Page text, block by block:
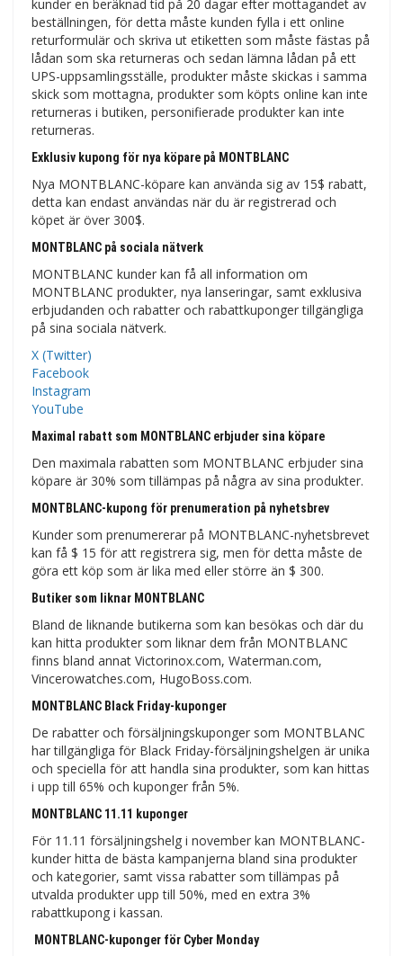
kunder en beräknad tid på 20 dagar efter mottagandet av
beställningen, för detta måste kunden fylla i ett online
returformulär och skriva ut etiketten som måste fästas på
lådan som ska returneras och sedan lämna lådan på ett
UPS-uppsamlingsställe, produkter måste skickas i samma
skick som mottagna, produkter som köpts online kan inte
returneras i butiken, personifierade produkter kan inte
returneras.
Exklusiv kupong för nya köpare på MONTBLANC
Nya MONTBLANC-köpare kan använda sig av 15$ rabatt,
detta kan endast användas när du är registrerad och
köpet är över 300$.
MONTBLANC på sociala nätverk
MONTBLANC kunder kan få all information om
MONTBLANC produkter, nya lanseringar, samt exklusiva
erbjudanden och rabatter och rabattkuponger tillgängliga
på sina sociala nätverk.
X (Twitter)
Facebook
Instagram
YouTube
Maximal rabatt som MONTBLANC erbjuder sina köpare
Den maximala rabatten som MONTBLANC erbjuder sina
köpare är 30% som tillämpas på några av sina produkter.
MONTBLANC-kupong för prenumeration på nyhetsbrev
Kunder som prenumererar på MONTBLANC-nyhetsbrevet
kan få $ 15 för att registrera sig, men för detta måste de
göra ett köp som är lika med eller större än $ 300.
Butiker som liknar MONTBLANC
Bland de liknande butikerna som kan besökas och där du
kan hitta produkter som liknar dem från MONTBLANC
finns bland annat Victorinox.com, Waterman.com,
Vincerowatches.com, HugoBoss.com.
MONTBLANC Black Friday-kuponger
De rabatter och försäljningskuponger som MONTBLANC
har tillgängliga för Black Friday-försäljningshelgen är unika
och speciella för att handla sina produkter, som kan hittas
i upp till 65% och kuponger från 5%.
MONTBLANC 11.11 kuponger
För 11.11 försäljningshelg i november kan MONTBLANC-
kunder hitta de bästa kampanjerna bland sina produkter
och kategorier, samt vissa rabatter som tillämpas på
utvalda produkter upp till 50%, med en extra 3%
rabattkupong i kassan.
MONTBLANC-kuponger för Cyber Monday